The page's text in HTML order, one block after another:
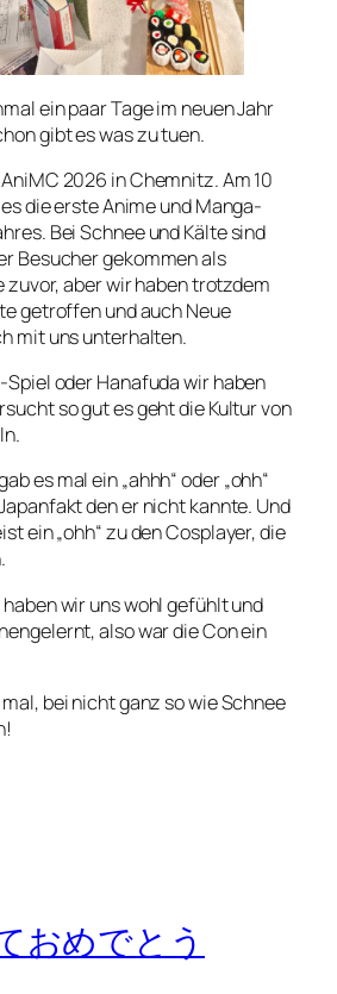
ein paar Tage im neuen Jahr
gibt es was zu tuen.
2026 in Chemnitz. Am 10
es die erste Anime und Manga-
Bei Schnee und Kälte sind
Besucher gekommen als
zuvor, aber wir haben trotzdem
getroffen und auch Neue
mit uns unterhalten.
Spiel oder Hanafuda wir haben
so gut es geht die Kultur von
es mal ein „ahhh“ oder „ohh“
den er nicht kannte. Und
ein „ohh“ zu den Cosplayer, die
wir uns wohl gefühlt und
also war die Con ein
bei nicht ganz so wie Schnee
おめでとう